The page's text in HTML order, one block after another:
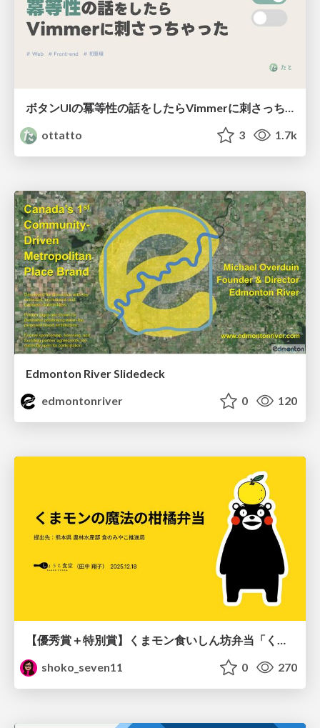
ボタンUIの冪等性の話をしたらVimmerに刺さっちゃった
ottatto
3 1.7k
Edmonton River Slidedeck
edmontonriver
0 120
shoko_seven11
0 270